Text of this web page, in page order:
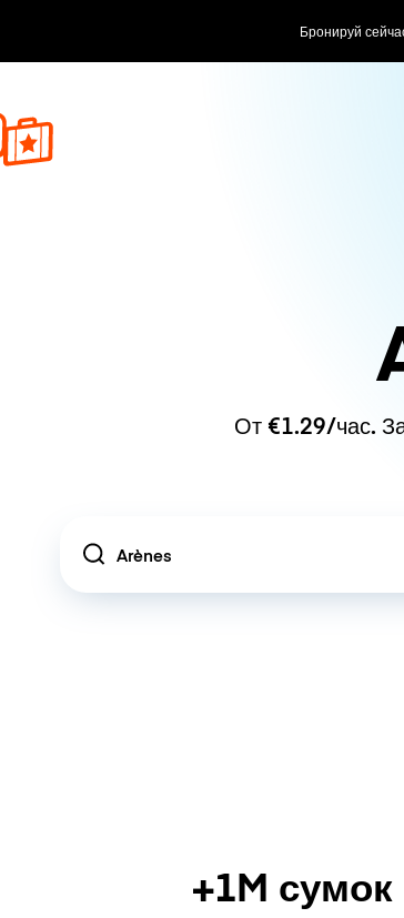
Бронируй сейчас, плати потом
От €1.29/час.
Location
+1M